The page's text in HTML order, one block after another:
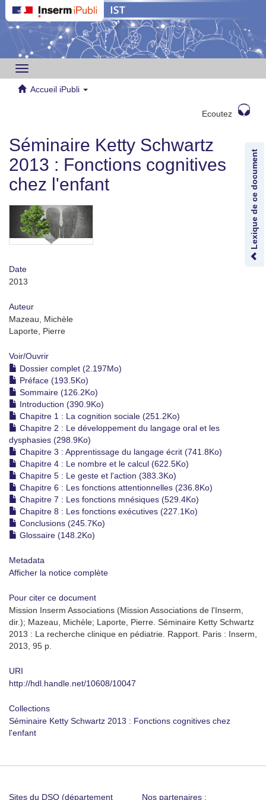
Toggle
navigation
Accueil iPubli
Ecoutez
Lexique de ce document
Séminaire Ketty Schwartz
2013 : Fonctions cognitives
chez l'enfant
Date
2013
Auteur
Mazeau, Michèle
Laporte, Pierre
Voir/Ouvrir
Dossier complet (2.197Mo)
Préface (193.5Ko)
Sommaire (126.2Ko)
Introduction (390.9Ko)
Chapitre 1 : La cognition sociale (251.2Ko)
Chapitre 2 : Le développement du langage oral et les
dysphasies (298.9Ko)
Chapitre 3 : Apprentissage du langage écrit (741.8Ko)
Chapitre 4 : Le nombre et le calcul (622.5Ko)
Chapitre 5 : Le geste et l'action (383.3Ko)
Chapitre 6 : Les fonctions attentionnelles (236.8Ko)
Chapitre 7 : Les fonctions mnésiques (529.4Ko)
Chapitre 8 : Les fonctions exécutives (227.1Ko)
Conclusions (245.7Ko)
Glossaire (148.2Ko)
Metadata
Afficher la notice complète
Pour citer ce document
Mission Inserm Associations (Mission Associations de l'Inserm,
dir.); Mazeau, Michèle; Laporte, Pierre. Séminaire Ketty Schwartz
2013 : La recherche clinique en pédiatrie. Rapport. Paris : Inserm,
2013, 95 p.
URI
http://hdl.handle.net/10608/10047
Collections
Séminaire Ketty Schwartz 2013 : Fonctions cognitives chez
l'enfant
Sites du DSO (département Nos partenaires :